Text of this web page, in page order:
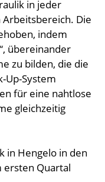
in jeder
Die
indem
übereinander
zu bilden, die die
Up-System
für eine nahtlose
gleichzeitig
in Hengelo in den
ersten Quartal